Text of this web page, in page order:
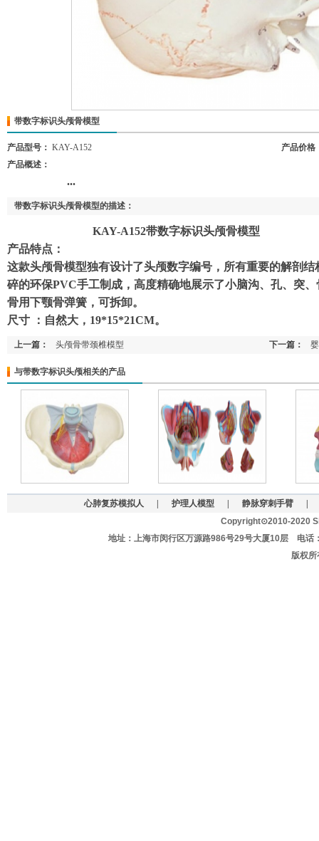
带数字标识头颅骨模型
产品型号： KAY-A152
产品价格
产品概述：
...
带数字标识头颅骨模型的描述：
KAY-A152带数字标识头颅骨模型
产品特点：
这款头颅骨模型独有设计了头颅数字编号，所有重要的解剖
碎的环保PVC手工制成，高度精确地展示了小脑沟、孔、突
骨用下颚骨弹簧，可拆卸。
尺寸 ：自然大，19*15*21CM。
上一篇： 头颅骨带颈椎模型 下一篇：
与带数字标识头颅相关的产品
心肺复苏模拟人 护理人模型 静脉穿刺手臂
Copyright⊙2010-2020
地址：上海市闵行区万源路986号29号大厦10层 电
版权